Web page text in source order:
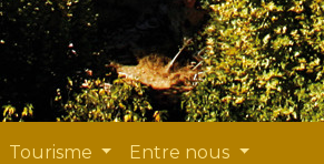
Tourisme Entre nous